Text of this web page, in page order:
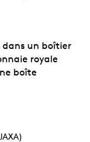
dans un boîtier
royale
boîte